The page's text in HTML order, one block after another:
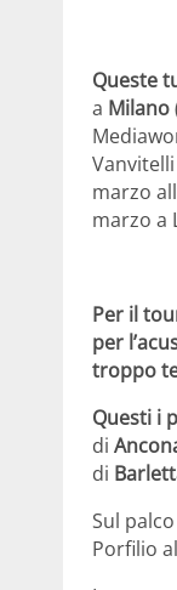
Queste
a Milano
marzo
marzo a
Per il
per
troppo
Questi i
di
di
Sul
Porfilio